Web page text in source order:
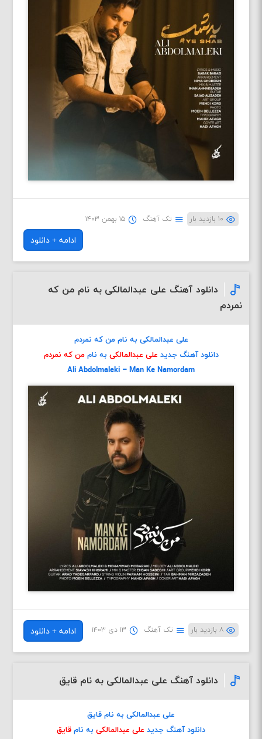
۱۰ بازدید بار تک آهنگ ۱۵ بهمن ۱۴۰۳
ادامه + دانلود
دانلود آهنگ علی عبدالمالکی به نام من که
نمردم
علی عبدالمالکی به نام من که نمردم
دانلود آهنگ جدید علی عبدالمالکی به ناممن که نمردم
Ali Abdolmaleki – Man Ke Namordam
۸ بازدید بار تک آهنگ ۱۳ دی ۱۴۰۳ ادامه + دانلود
دانلود آهنگ علی عبدالمالکی به نام قایق
علی عبدالمالکی به نام قایق
دانلود آهنگ جدید علی عبدالمالکی به نام قایق